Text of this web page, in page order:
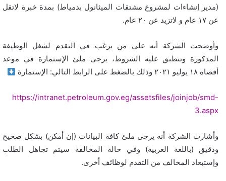
(مدير إنشاءات لمشروع مشتقات الميثانول بدمياط) بمدة خبرة لاتقل
عن ١٧ عام و لاتزيد عن ٢٠ عام.
وأوضحت الشركة أنه على من يرغب في التقدم لشغل الوظيفة
المذكورة وتنطبق عليه الشروط، يرجى ملئ الإستمارة في موعد
أقصاه ١٨ يوليو ٢٠٢١ وذلك بالضغط على الرابط التالي: الإستمارة
https://intranet.petroleum.gov.eg/assetsfiles/joinjob/smd-
3.aspx
وأشارت الشركة أنه يرجى ملئ كافة البيانات (إن أمكن) بشكل صحيح
ودقيق (باللغة العربية) وفي حالة المخالفة سيتم تجاهل الطلب
وإستبعاد المخالف من التقدم لوظائف أخرى.